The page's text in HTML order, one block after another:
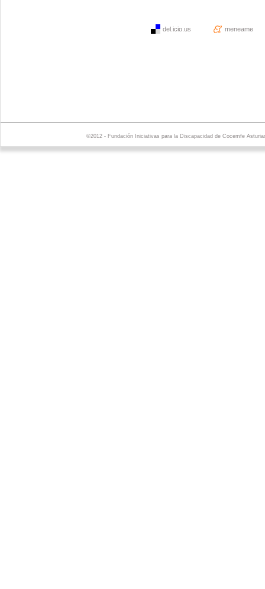
del.icio.us meneame
©2012 - Fundación Iniciativas para la Discapacidad de Cocemfe